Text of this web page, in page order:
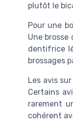
plutôt le
Pour une
Une
dentifrice
brossages
Les avis
Certains
rarement
cohérent